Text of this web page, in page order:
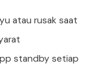
atau rusak saat
standby setiap